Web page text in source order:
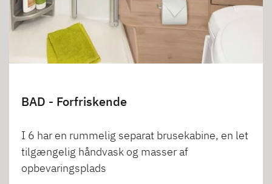
BAD - Forfriskende
I 6 har en rummelig separat brusekabine, en let
tilgængelig håndvask og masser af
opbevaringsplads